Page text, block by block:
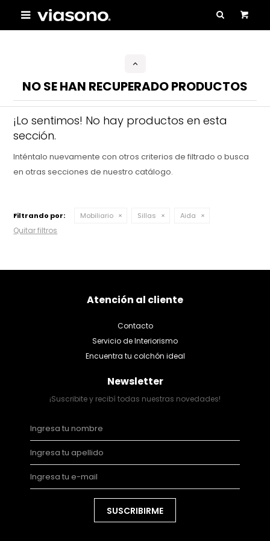

NO SE HAN RECUPERADO PRODUCTOS
¡Lo sentimos! No hay productos en esta
sección.
Inténtalo nuevamente con otros criterios de filtrado o busca
en otras secciones de nuestro catálogo.
Filtrando por: Mobiliario Sillas Aida
Quitar filtros
Atención al cliente
Contacto
Servicio de Interiorismo
Encuentra tu colchón ideal
Newsletter
¡Suscribite y recibí todas nuestras novedades!
SUSCRIBIRME